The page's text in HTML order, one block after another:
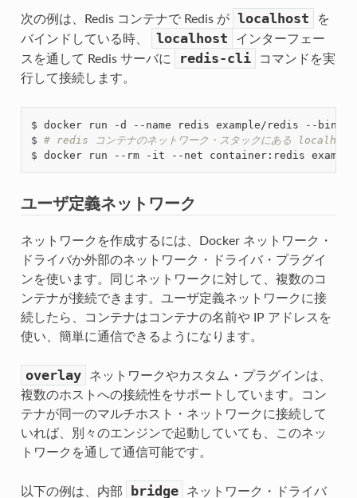
次の例は、Redis コンテナで Redis が localhost
を
バインドしている時、
localhost
インターフェー
スを通して Redis サーバに
redis-cli
コマンドを実
行して接続します。
$ docker run -d --name redis example/redis --bind
$ # redis コンテナのネットワーク・スタックにある localhost
$ docker run --rm -it --net container:redis
ユーザ定義ネットワーク
ネットワークを作成するには、Docker ネットワーク・
ドライバか外部のネットワーク・ドライバ・プラグイ
ンを使います。同じネットワークに対して、複数のコ
ンテナが接続できます。ユーザ定義ネットワークに接
続したら、コンテナはコンテナの名前や IP アドレスを
使い、簡単に通信できるようになります。
overlay
ネットワークやカスタム・プラグインは、
複数のホストへの接続性をサポートしています。コン
テナが同一のマルチホスト・ネットワークに接続して
いれば、別々のエンジンで起動していても、このネッ
トワークを通して通信可能です。
以下の例は、内部 bridge
ネットワーク・ドライバ